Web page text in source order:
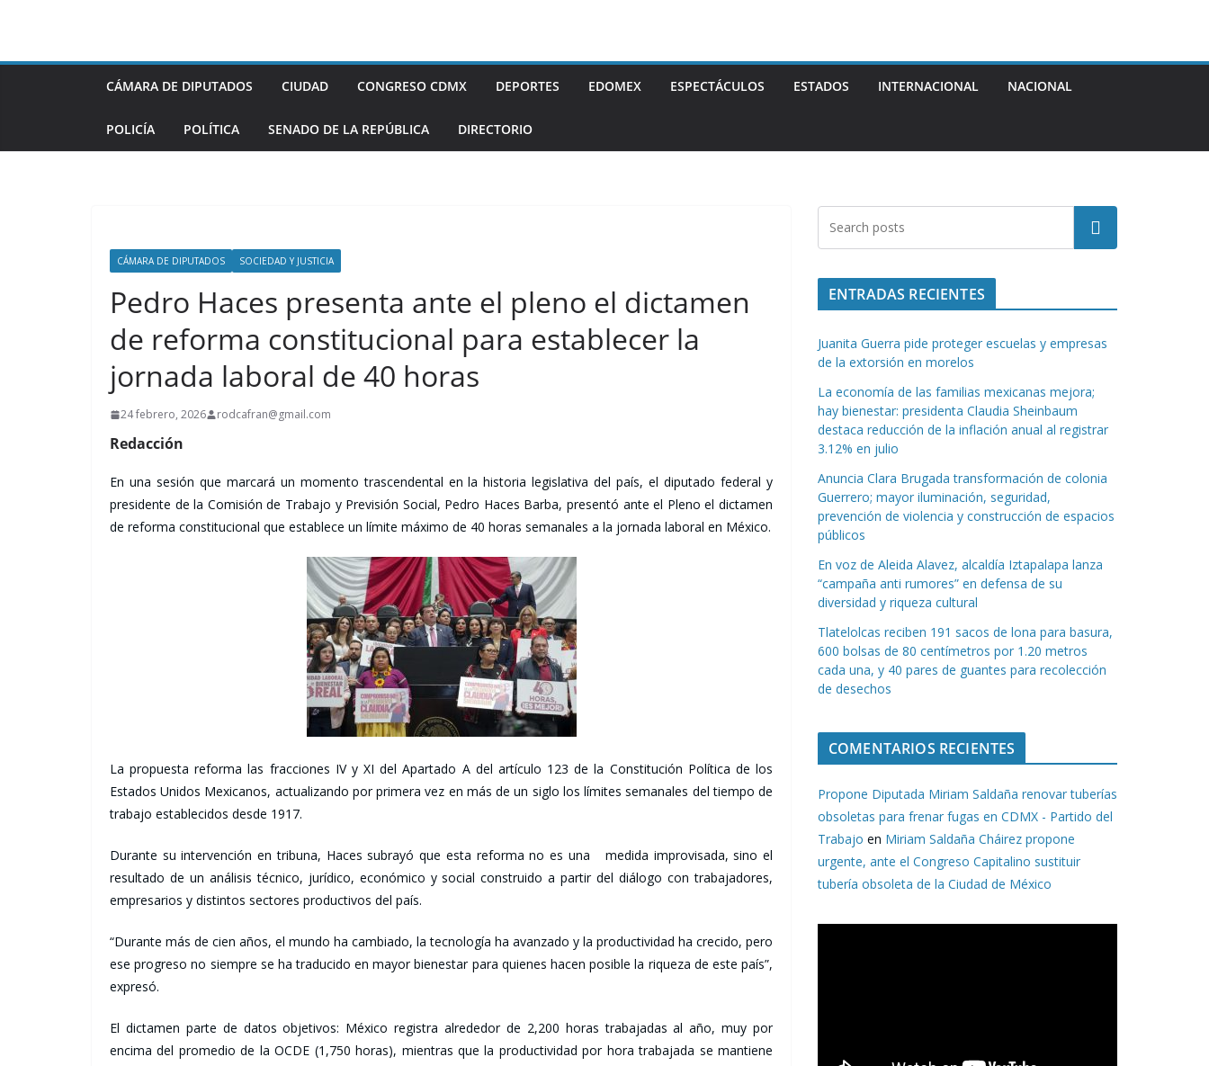
contenido
CÁMARA DE DIPUTADOS CIUDAD CONGRESO CDMX DEPORTES EDOMEX ESPECTÁCULOS ESTADOS INTERNACIONAL NACIONAL
POLICÍA POLÍTICA SENADO DE LA REPÚBLICA DIRECTORIO
CÁMARA DE DIPUTADOS SOCIEDAD Y JUSTICIA
Pedro Haces presenta ante el pleno el dictamen
de reforma constitucional para establecer la
jornada laboral de 40 horas
24 febrero, 2026 rodcafran@gmail.com
Redacción
En una sesión que marcará un momento trascendental en la historia legislativa del país, el diputado federal y
presidente de la Comisión de Trabajo y Previsión Social, Pedro Haces Barba, presentó ante el Pleno el dictamen
de reforma constitucional que establece un límite máximo de 40 horas semanales a la jornada laboral en México.
La propuesta reforma las fracciones IV y XI del Apartado A del artículo 123 de la Constitución Política de los
Estados Unidos Mexicanos, actualizando por primera vez en más de un siglo los límites semanales del tiempo de
trabajo establecidos desde 1917.
Durante su intervención en tribuna, Haces subrayó que esta reforma no es una medida improvisada, sino el
resultado de un análisis técnico, jurídico, económico y social construido a partir del diálogo con trabajadores,
empresarios y distintos sectores productivos del país.
“Durante más de cien años, el mundo ha cambiado, la tecnología ha avanzado y la productividad ha crecido, pero
ese progreso no siempre se ha traducido en mayor bienestar para quienes hacen posible la riqueza de este país”,
expresó.
El dictamen parte de datos objetivos: México registra alrededor de 2,200 horas trabajadas al año, muy por
encima del promedio de la OCDE (1,750 horas), mientras que la productividad por hora trabajada se mantiene
Buscar
ENTRADAS RECIENTES
Juanita Guerra pide proteger escuelas y empresas
de la extorsión en morelos
La economía de las familias mexicanas mejora;
hay bienestar: presidenta Claudia Sheinbaum
destaca reducción de la inflación anual al registrar
3.12% en julio
Anuncia Clara Brugada transformación de colonia
Guerrero; mayor iluminación, seguridad,
prevención de violencia y construcción de espacios
públicos
En voz de Aleida Alavez, alcaldía Iztapalapa lanza
“campaña anti rumores” en defensa de su
diversidad y riqueza cultural
Tlatelolcas reciben 191 sacos de lona para basura,
600 bolsas de 80 centímetros por 1.20 metros
cada una, y 40 pares de guantes para recolección
de desechos
COMENTARIOS RECIENTES
Propone Diputada Miriam Saldaña renovar tuberías
obsoletas para frenar fugas en CDMX - Partido del
Trabajo en Miriam Saldaña Cháirez propone
urgente, ante el Congreso Capitalino sustituir
tubería obsoleta de la Ciudad de México